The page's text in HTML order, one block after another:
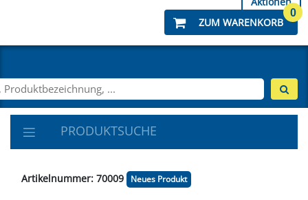
ZUM WARENKORB
0
PRODUKTSUCHE
Artikelnummer: 70009 Neues Produkt